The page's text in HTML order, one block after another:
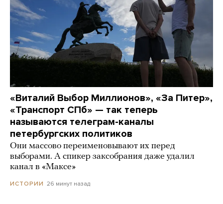
«Виталий Выбор Миллионов», «За Питер»,
«Транспорт СПб» — так теперь
называются телеграм-каналы
петербургских политиков
Они массово переименовывают их перед
выборами. А спикер заксобрания даже удалил
канал в «Максе»
ИСТОРИИ 26 минут назад